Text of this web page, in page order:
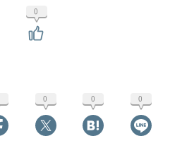
0
0 0 0